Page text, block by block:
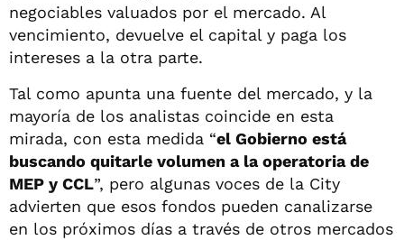
negociables valuados por el mercado. Al
vencimiento, devuelve el capital y paga los
intereses a la otra parte.
Tal como apunta una fuente del mercado, y la
mayoría de los analistas coincide en esta
mirada, con esta medida “el Gobierno está
buscando quitarle volumen a la operatoria de
MEP y CCL”, pero algunas voces de la City
advierten que esos fondos pueden canalizarse
en los próximos días a través de otros mercados